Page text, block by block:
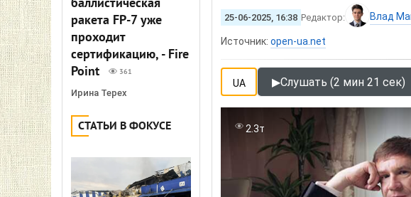
баллистическая
ракета FP-7 уже
проходит
сертификацию, - Fire
Point
361
Ирина Терех
СТАТЬИ В ФОКУСЕ
25-06-2025, 16:38 Редактор: Влад
Источник: open-ua.net
UA ▶Слушать (2 мин 21 сек)
2.3т